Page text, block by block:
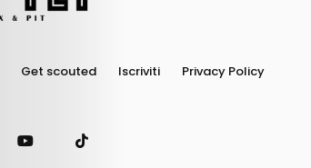
Get scouted Iscriviti Privacy Policy